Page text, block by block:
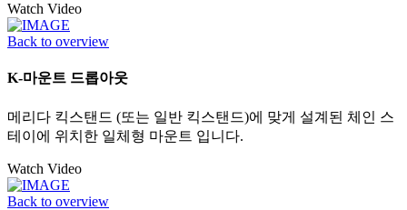
Watch Video
Back to overview
K-마운트 드롭아웃
메리다 킥스탠드 (또는 일반 킥스탠드)에 맞게 설계된 체인 스
테이에 위치한 일체형 마운트 입니다.
Watch Video
Back to overview